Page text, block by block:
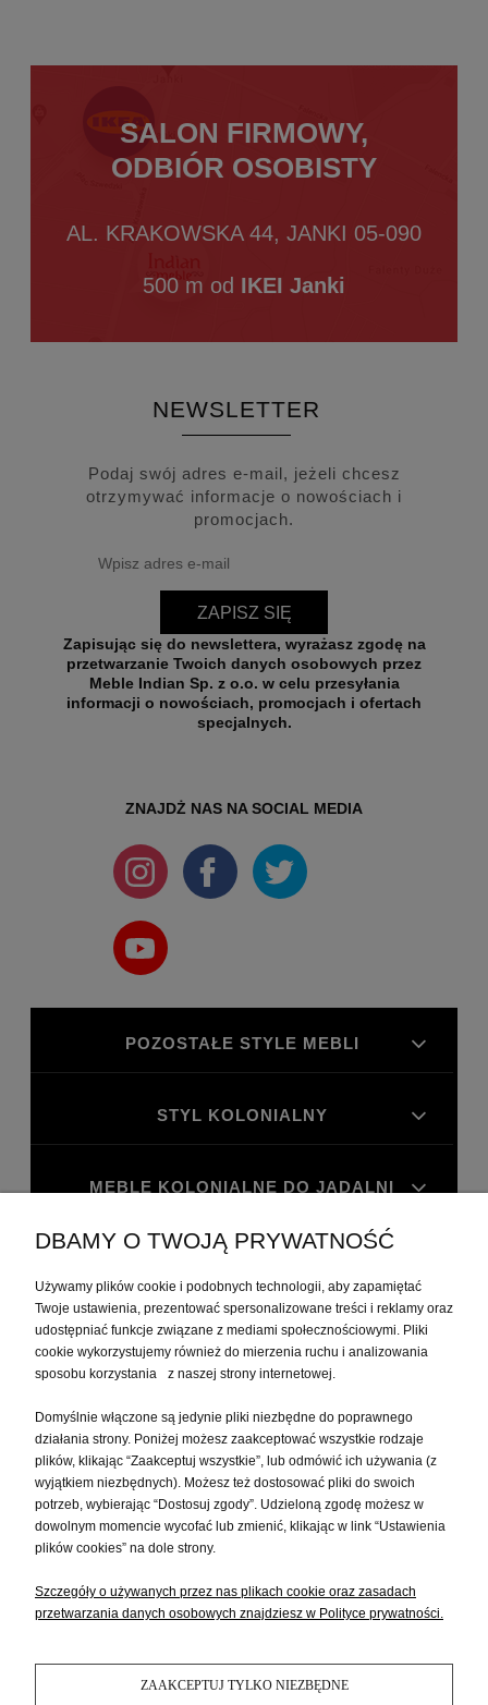
SALON FIRMOWY,
ODBIÓR OSOBISTY
AL. KRAKOWSKA 44, JANKI 05-090
500 m od IKEI Janki
NEWSLETTER
Podaj swój adres e-mail, jeżeli chcesz
otrzymywać informacje o nowościach i
promocjach.
ZAPISZ SIĘ
Zapisując się do newslettera, wyrażasz zgodę na
przetwarzanie Twoich danych osobowych przez
Meble Indian Sp. z o.o. w celu przesyłania
informacji o nowościach, promocjach i ofertach
specjalnych.
ZNAJDŻ NAS NA SOCIAL MEDIA
POZOSTAŁE STYLE MEBLI
STYL KOLONIALNY
MEBLE KOLONIALNE DO JADALNI
MEBLE KOLONIALNE DO GABINETU
MOJE KONTO
INFORMACJE
O NAS
DBAMY O TWOJĄ PRYWATNOŚĆ
Używamy plików cookie i podobnych technologii, aby zapamiętać
Twoje ustawienia, prezentować spersonalizowane treści i reklamy oraz
udostępniać funkcje związane z mediami społecznościowymi. Pliki
cookie wykorzystujemy również do mierzenia ruchu i analizowania
sposobu korzystania z naszej strony internetowej.
Domyślnie włączone są jedynie pliki niezbędne do poprawnego
działania strony. Poniżej możesz zaakceptować wszystkie rodzaje
plików, klikając “Zaakceptuj wszystkie”, lub odmówić ich używania (z
wyjątkiem niezbędnych). Możesz też dostosować pliki do swoich
potrzeb, wybierając “Dostosuj zgody”. Udzieloną zgodę możesz w
dowolnym momencie wycofać lub zmienić, klikając w link “Ustawienia
plików cookies” na dole strony.
Szczegóły o używanych przez nas plikach cookie oraz zasadach
przetwarzania danych osobowych znajdziesz w Polityce prywatności.
ZAAKCEPTUJ TYLKO NIEZBĘDNE